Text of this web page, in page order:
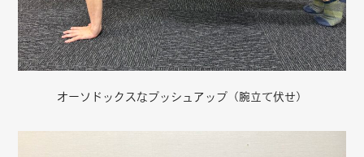
オーソドックスなプッシュアップ（腕立て伏せ）